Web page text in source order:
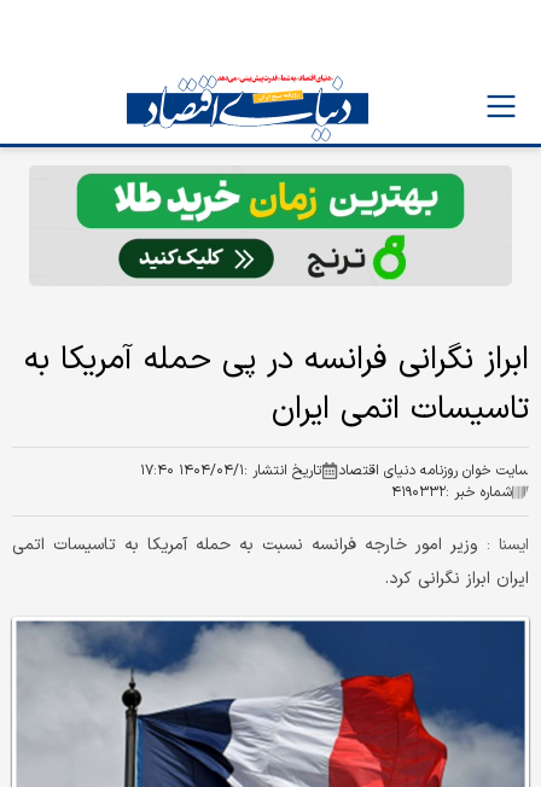
ابراز نگرانی فرانسه در پی حمله آمریکا به
تاسیسات اتمی ایران
سایت خوان روزنامه دنیای اقتصاد تاریخ انتشار :۱۴۰۴/۰۴/۱ ۱۷:۴۰
شماره خبر :۴۱۹۰۳۳۲
ايسنا : وزیر امور خارجه فرانسه نسبت به حمله آمریکا به تاسیسات اتمی
ایران ابراز نگرانی کرد.